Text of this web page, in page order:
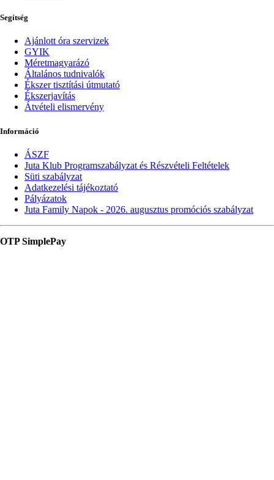
Segítség
Ajánlott óra szervizek
GYIK
Méretmagyarázó
Általános tudnivalók
Ékszer tisztítási útmutató
Ékszerjavítás
Átvételi elismervény
Információ
ÁSZF
Juta Klub Programszabályzat és Részvételi Feltételek
Süti szabályzat
Adatkezelési tájékoztató
Pályázatok
Juta Family Napok - 2026. augusztus promóciós szabályzat
OTP SimplePay